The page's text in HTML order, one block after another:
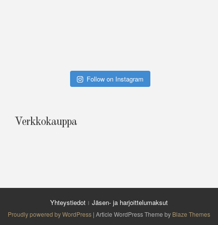
Follow on Instagram
Verkkokauppa
Yhteystiedot Jäsen- ja harjoittelumaksut
Proudly powered by WordPress | Article WordPress Theme by Blaze Themes